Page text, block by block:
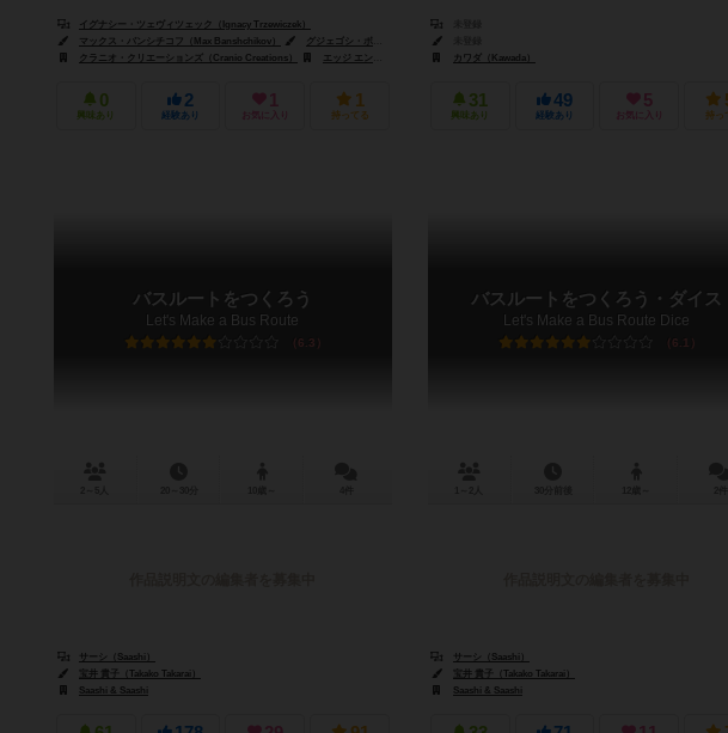
イグナシー・ツェヴィツェック（Ignacy Trzewiczek）
マックス・バンシチコフ（Max Banshchikov）
グジェゴシ・ボブロフスキー（Grzegorz Bobrowski）
クラニオ・クリエーションズ（Cranio Creations）
エッジ エンターテインメント（Edge Entertainment）
0
興味あり
2
経験あり
1
お気に入り
1
持ってる
カワダ（Kawada）
31
興味あり
49
経験あり
5
お気に入り 持っ
バスルートをつくろう
Let's Make a Bus Route
6.3
サーシ（Saashi）
宝井 貴子（Takako Takarai）
Saashi & Saashi
バスルートをつくろう・ダイス
Let's Make a Bus Route Dice
6.1
サーシ（Saashi）
宝井 貴子（Takako Takarai）
Saashi & Saashi